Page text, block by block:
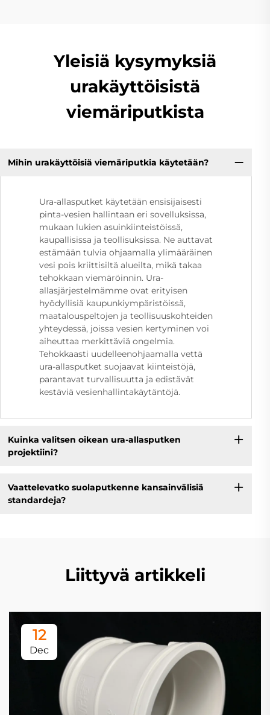
Yleisiä kysymyksiä
urakäyttöisistä
viemäriputkista
Mihin urakäyttöisiä viemäriputkia käytetään?
Ura-allasputket käytetään ensisijaisesti
pinta-vesien hallintaan eri sovelluksissa,
mukaan lukien asuinkiinteistöissä,
kaupallisissa ja teollisuksissa. Ne auttavat
estämään tulvia ohjaamalla ylimääräinen
vesi pois kriittisiltä alueilta, mikä takaa
tehokkaan viemäröinnin. Ura-
allasjärjestelmämme ovat erityisen
hyödyllisiä kaupunkiympäristöissä,
maatalouspeltojen ja teollisuuskohteiden
yhteydessä, joissa vesien kertyminen voi
aiheuttaa merkittäviä ongelmia.
Tehokkaasti uudelleenohjaamalla vettä
ura-allasputket suojaavat kiinteistöjä,
parantavat turvallisuutta ja edistävät
kestäviä vesienhallintakäytäntöjä.
Kuinka valitsen oikean ura-allasputken
projektiini?
Vaattelevatko suolaputkenne kansainvälisiä
standardeja?
Liittyvä artikkeli
12
Dec